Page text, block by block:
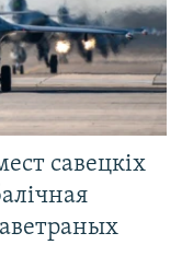
савецкіх